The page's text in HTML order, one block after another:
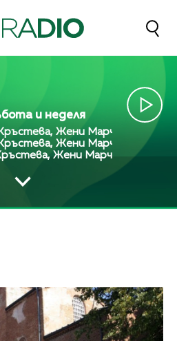
и неделя
Жени Марчева и Диана
Жени Марчева и Диана
Жени Марчева и Диана